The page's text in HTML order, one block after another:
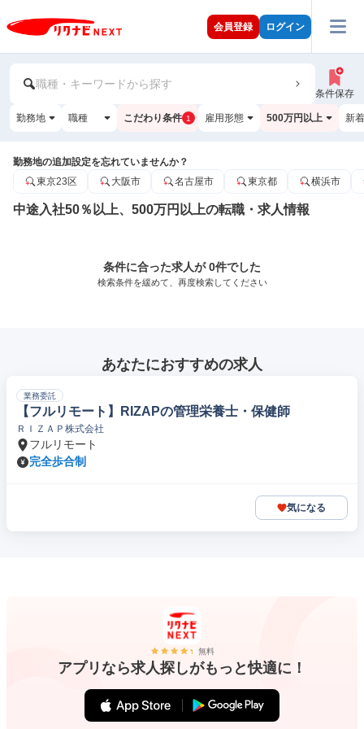
会員登録 ログイン
職種・キーワードから探す
条件保存
勤務地 職種 こだわり条件 1 雇用形態 500万円以上 新
勤務地の追加設定を忘れていませんか？
東京23区
大阪市 名古屋市 東京都 横浜市
中途入社50％以上、500万円以上の転職・求人情報
条件に合った求人が 0件でした
検索条件を緩めて、再度検索してください
あなたにおすすめの求人
業務委託
【フルリモート】RIZAPの管理栄養士・保健師
ＲＩＺＡＰ株式会社
フルリモート
完全歩合制
気になる
無料
アプリなら求人探しがもっと快適に！